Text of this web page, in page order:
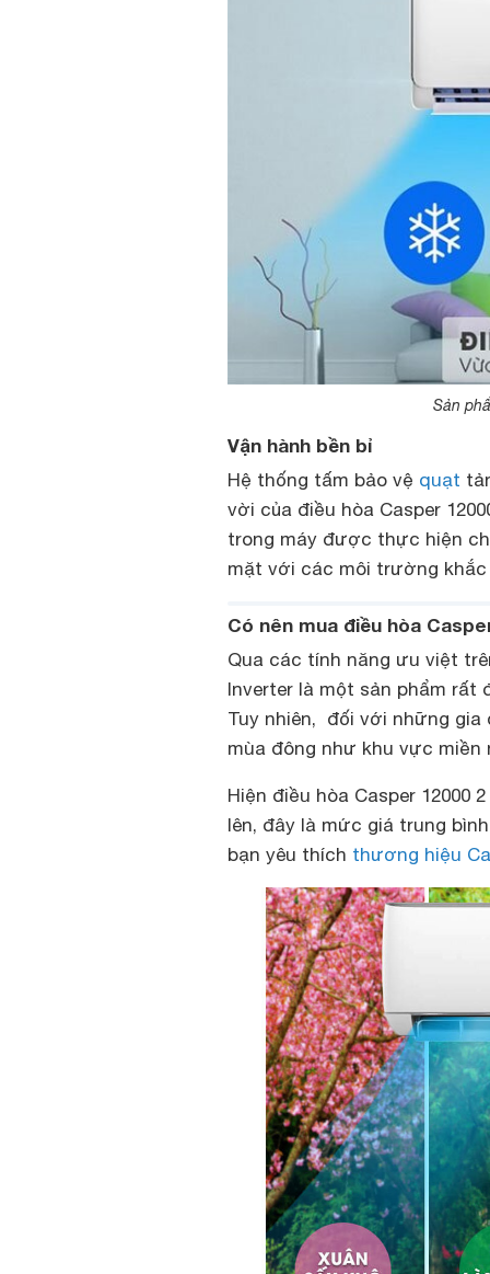
Sản
Vận hành bền bỉ
Hệ thống tấm bảo vệ quạt
vời của điều hòa Casper
trong máy được thực hiện
mặt với các môi trường khắc
Có nên mua điều hòa
Qua các tính năng ưu việt
Inverter là một sản phẩm
Tuy nhiên, đối với những gia
mùa đông như khu vực miền
Hiện điều hòa Casper 12000
lên, đây là mức giá trung
bạn yêu thích thương hiệu